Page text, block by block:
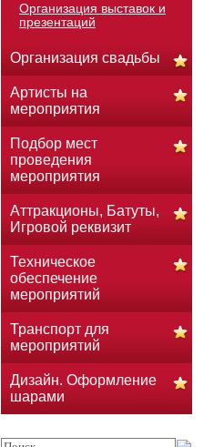
Организация выставок и
презентаций
Организация свадьбы
Артисты на
мероприятия
Подбор мест
проведения
мероприятия
Аттракционы, Батуты,
Игровой реквизит
Техническое
обеспечение
мероприятий
Транспорт для
мероприятий
Дизайн. Оформление
шарами